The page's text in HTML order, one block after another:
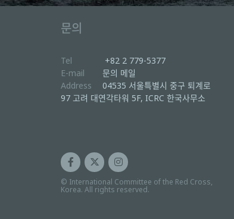
문의
Tel
+82 2 779-5377
E-mail
문의 메일
Address
04535 서울특별시 중구 퇴계로
97 고려 대연각타워 5F, ICRC 한국사무소
© International Committee of the Red Cross,
Korea. All rights reserved.